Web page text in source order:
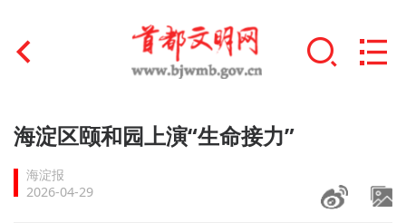
首页
文明创建
海淀区颐和园上演“生命接力”
海淀报
2026-04-29